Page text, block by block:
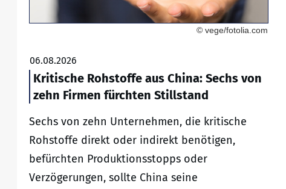
© vege/fotolia.com
06.08.2026
Kritische Rohstoffe aus China: Sechs von
zehn Firmen fürchten Stillstand
Sechs von zehn Unternehmen, die kritische
Rohstoffe direkt oder indirekt benötigen,
befürchten Produktionsstopps oder
Verzögerungen, sollte China seine